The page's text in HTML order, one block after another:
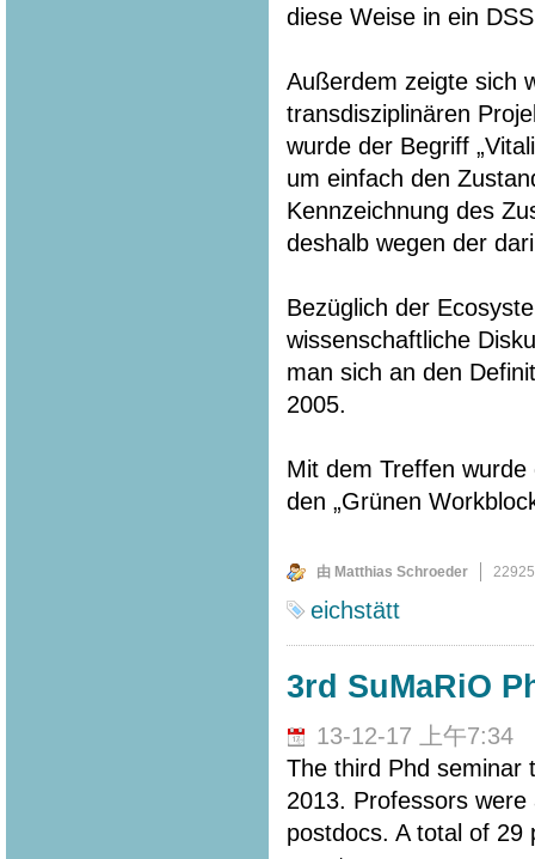
diese Weise in ein
Außerdem zeigte sich
transdisziplinären
wurde der Begriff
um einfach den
Kennzeichnung des
deshalb wegen der
Bezüglich der
wissenschaftliche
man sich an den
2005.
Mit dem Treffen
den „Grünen
由 Matthias Schroeder
eichstätt
3rd SuMaRiO
13-12-17 上午7:34
The third Phd seminar
2013. Professors
postdocs. A total of 29